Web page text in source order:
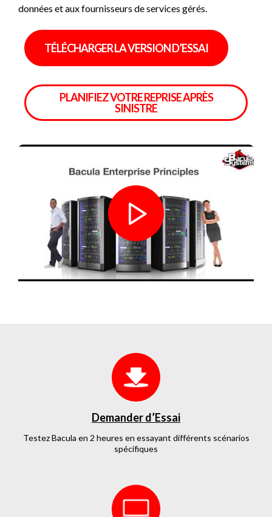
données et aux fournisseurs de services gérés.
TÉLÉCHARGER LA VERSION D’ESSAI
PLANIFIEZ VOTRE REPRISE APRÈS
SINISTRE
Demander d’Essai
Testez Bacula en 2 heures en essayant différents scénarios
spécifiques